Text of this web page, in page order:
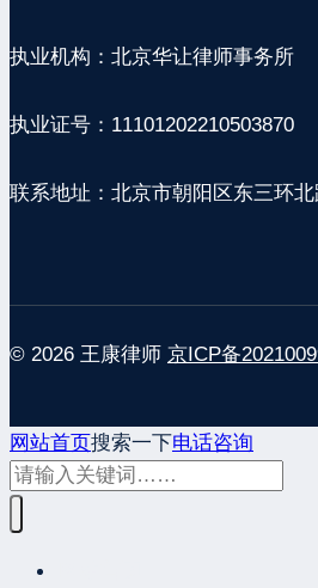
执业机构：北京华让律师事务所
执业证号：11101202210503870
联系地址：北京市朝阳区东三环
© 2026 王康律师 京ICP备
网站首页搜索一下电话咨询